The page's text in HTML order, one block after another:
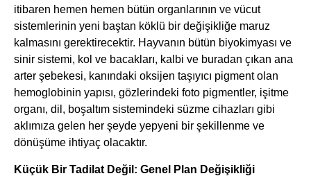
itibaren hemen hemen bütün organlarının ve vücut
sistemlerinin yeni baştan köklü bir değişikliğe maruz
kalmasını gerektirecektir. Hayvanın bütün biyokimyası ve
sinir sistemi, kol ve bacakları, kalbi ve buradan çıkan ana
arter şebekesi, kanındaki oksijen taşıyıcı pigment olan
hemoglobinin yapısı, gözlerindeki foto pigmentler, işitme
organı, dil, boşaltım sistemindeki süzme cihazları gibi
aklımıza gelen her şeyde yepyeni bir şekillenme ve
dönüşüme ihtiyaç olacaktır.
Küçük Bir Tadilat Değil: Genel Plan Değişikliği